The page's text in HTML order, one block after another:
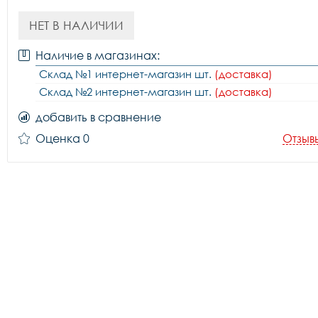
НЕТ В НАЛИЧИИ
Наличие в магазинах:
Склад №1 интернет-магазин шт. (доставка)
Склад №2 интернет-магазин шт. (доставка)
добавить в сравнение
Оценка 0